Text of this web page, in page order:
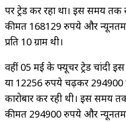
पर ट्रेड कर रहा था। इस समय
कीमत 168129 रुपये और
प्रति 10 ग्राम थी।
वहीं 05 मई के फ्यूचर ट्रेड चांदी
या 12256 रुपये चढ़कर 294900
कारोबार कर रही थी। इस समय
कीमत 294900 रुपये और